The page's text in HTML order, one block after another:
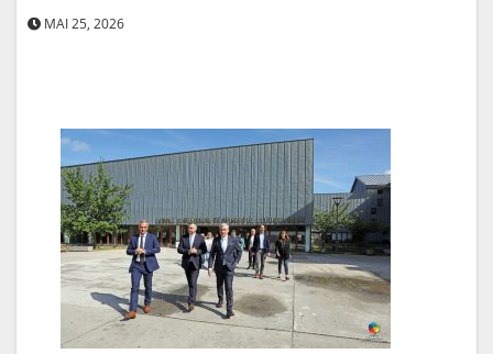
MAI 25, 2026